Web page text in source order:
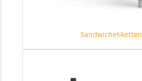
Sandwichetiketten